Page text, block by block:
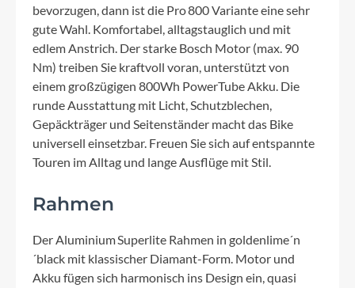
bevorzugen, dann ist die Pro 800 Variante eine sehr
gute Wahl. Komfortabel, alltagstauglich und mit
edlem Anstrich. Der starke Bosch Motor (max. 90
Nm) treiben Sie kraftvoll voran, unterstützt von
einem großzügigen 800Wh PowerTube Akku. Die
runde Ausstattung mit Licht, Schutzblechen,
Gepäckträger und Seitenständer macht das Bike
universell einsetzbar. Freuen Sie sich auf entspannte
Touren im Alltag und lange Ausflüge mit Stil.
Rahmen
Der Aluminium Superlite Rahmen in goldenlime´n
´black mit klassischer Diamant-Form. Motor und
Akku fügen sich harmonisch ins Design ein, quasi